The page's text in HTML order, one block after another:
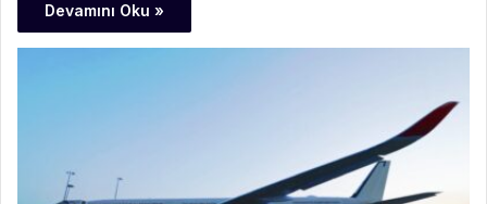
Devamını Oku »